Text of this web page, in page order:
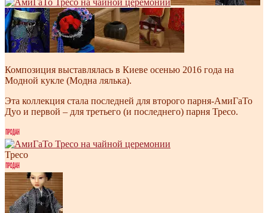
Композиция выставлялась в Киеве осенью 2016 года на
Модной кукле (Модна лялька).
Эта коллекция стала последней для второго парня-АмиГаТо
Дуо и первой – для третьего (и последнего) парня Тресо.
Тресо